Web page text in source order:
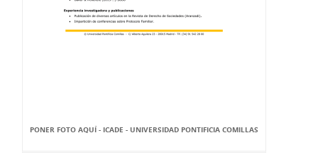
PONER FOTO AQUÍ - ICADE - UNIVERSIDAD PONTIFICIA COMILLAS